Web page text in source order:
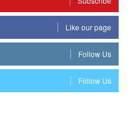
Like our page
Follow Us
Follow Us